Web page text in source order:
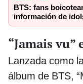
BTS: fans
información de
“Jamais vu”
Lanzada como
álbum de BTS,